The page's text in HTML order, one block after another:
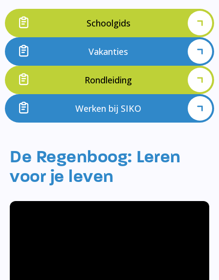
Schoolgids
Vakanties
Rondleiding
Werken bij SIKO
De Regenboog: Leren
voor je leven